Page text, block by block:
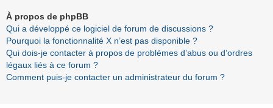
À propos de phpBB
Qui a développé ce logiciel de forum de discussions ?
Pourquoi la fonctionnalité X n’est pas disponible ?
Qui dois-je contacter à propos de problèmes d’abus ou d’ordres
légaux liés à ce forum ?
Comment puis-je contacter un administrateur du forum ?